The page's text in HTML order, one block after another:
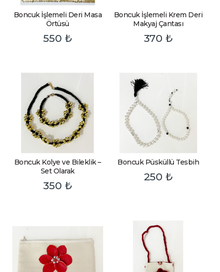
Boncuk İşlemeli Deri Masa
Örtüsü
550 ₺
Boncuk İşlemeli Krem Deri
Makyaj Çantası
370 ₺
Boncuk Kolye ve Bileklik –
Set Olarak
350 ₺
Boncuk Püsküllü Tesbih
250 ₺